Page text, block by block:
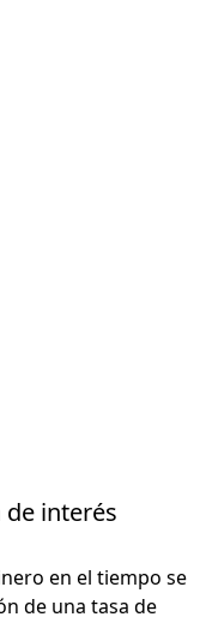
interés
en el tiempo se
de una tasa de